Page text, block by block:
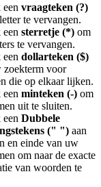
een vraagteken (?)
te vervangen.
een sterretje (*) om
te vervangen.
een dollarteken ($)
zoekterm voor
die op elkaar lijken.
een minteken (-) om
uit te sluiten.
een Dubbele
(" ") aan
en einde van uw
om naar de exacte
van woorden te